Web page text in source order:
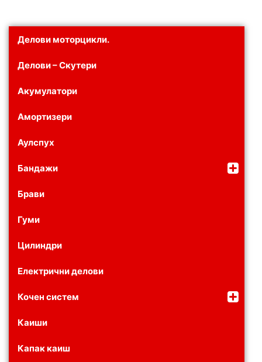
Делови моторцикли.
Делови – Скутери
Акумулатори
Амортизери
Аулспух
Бандажи
Брави
Гуми
Цилиндри
Електрични делови
Кочен систем
Каиши
Капак каиш